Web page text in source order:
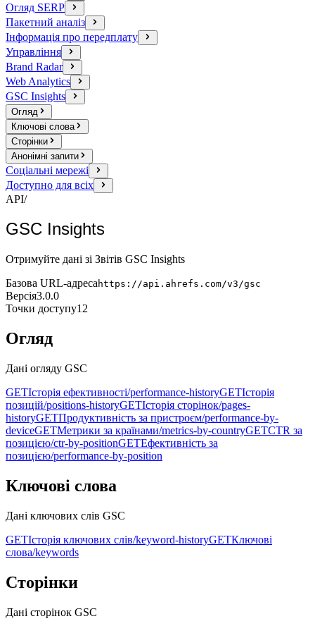
Огляд SERP
Пакетний аналіз
Інформація про передплату
Управління
Brand Radar
Web Analytics
GSC Insights
Огляд
Ключові слова
Сторінки
Анонімні запити
Соціальні мережі
Доступно для всіх
API/
GSC Insights
Отримуйте дані зі Звітів GSC Insights
Базова URL-адреса https://api.ahrefs.com/v3/gsc
Версія3.0.0
Точки доступу12
Огляд
Дані огляду GSC
GETІсторія ефективності/performance-historyGETІсторія
позицій/positions-historyGETІсторія сторінок/pages-
historyGETПродуктивність за пристроєм/performance-by-
deviceGETМетрики за країнами/metrics-by-countryGETCTR за
позицією/ctr-by-positionGETЕфективність за
позицією/performance-by-position
Ключові слова
Дані ключових слів GSC
GETІсторія ключових слів/keyword-historyGETКлючові
слова/keywords
Сторінки
Дані сторінок GSC